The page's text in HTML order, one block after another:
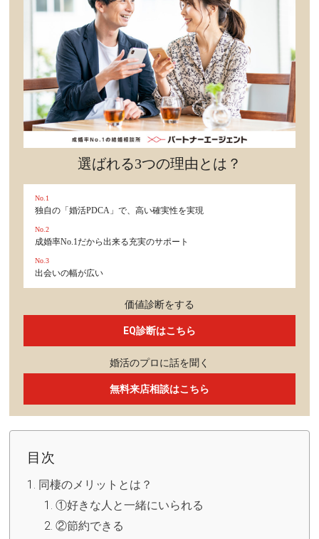
カルチャー・トレンド・芸能
驚き
選ばれる3つの理由とは？
No.1
独自の「婚活PDCA」で、高い確実性を実現
No.2
成婚率No.1だから出来る充実のサポート
No.3
出会いの幅が広い
価値診断をする
EQ診断はこちら
婚活のプロに話を聞く
無料来店相談はこちら
目次
同棲のメリットとは？
①好きな人と一緒にいられる
②節約できる